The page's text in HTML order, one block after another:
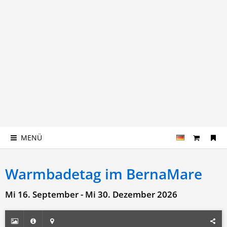
MENÜ
Warmbadetag im BernaMare
Mi 16. September - Mi 30. Dezember 2026